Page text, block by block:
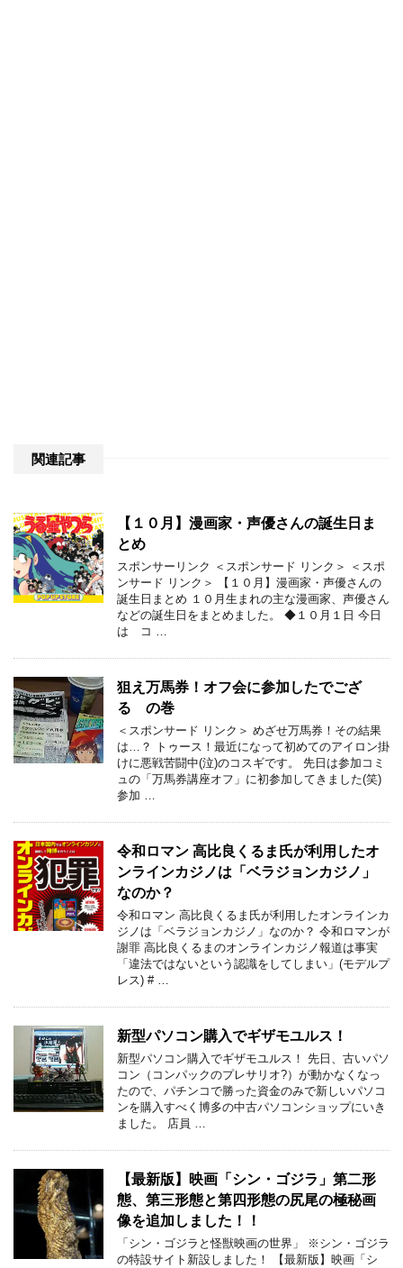
関連記事
【１０月】漫画家・声優さんの誕生日ま
とめ
スポンサーリンク ＜スポンサード リンク＞ ＜スポ
ンサード リンク＞ 【１０月】漫画家・声優さんの
誕生日まとめ １０月生まれの主な漫画家、声優さん
などの誕生日をまとめました。 ◆１０月１日 今日
は コ …
狙え万馬券！オフ会に参加したでござ
る の巻
＜スポンサード リンク＞ めざせ万馬券！その結果
は…？ トゥース！最近になって初めてのアイロン掛
けに悪戦苦闘中(泣)のコスギです。 先日は参加コミ
ュの「万馬券講座オフ」に初参加してきました(笑)
参加 …
令和ロマン 高比良くるま氏が利用したオ
ンラインカジノは「ベラジョンカジノ」
なのか？
令和ロマン 高比良くるま氏が利用したオンラインカ
ジノは「ベラジョンカジノ」なのか？ 令和ロマンが
謝罪 高比良くるまのオンラインカジノ報道は事実
「違法ではないという認識をしてしまい」(モデルプ
レス) # …
新型パソコン購入でギザモユルス！
新型パソコン購入でギザモユルス！ 先日、古いパソ
コン（コンパックのプレサリオ?）が動かなくなっ
たので、パチンコで勝った資金のみで新しいパソコ
ンを購入すべく博多の中古パソコンショップにいき
ました。 店員 …
【最新版】映画「シン・ゴジラ」第二形
態、第三形態と第四形態の尻尾の極秘画
像を追加しました！！
「シン・ゴジラと怪獣映画の世界」 ※シン・ゴジラ
の特設サイト新設しました！ 【最新版】映画「シ